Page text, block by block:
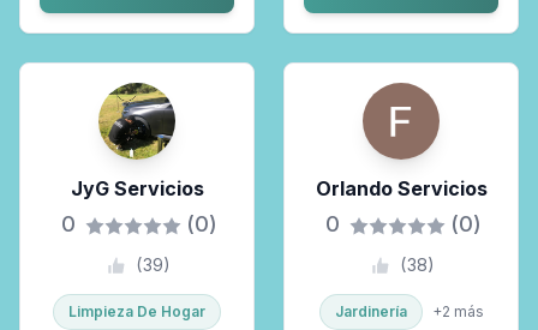
JyG Servicios
0 (0)
(39)
Limpieza De Hogar
Orlando Servicios
0 (0)
(38)
Jardinería +2 más